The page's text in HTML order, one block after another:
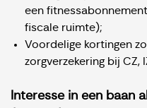
een
fiscale ruimte);
Voordelige kortingen
zorgverzekering bij CZ,
Interesse in een baan